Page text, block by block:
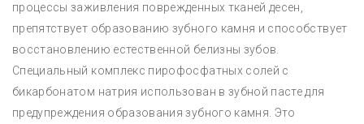
процессы заживления поврежденных тканей десен,
препятствует образованию зубного камня и способствует
восстановлению естественной белизны зубов.
Специальный комплекс пирофосфатных солей с
бикарбонатом натрия использован в зубной пасте для
предупреждения образования зубного камня. Это